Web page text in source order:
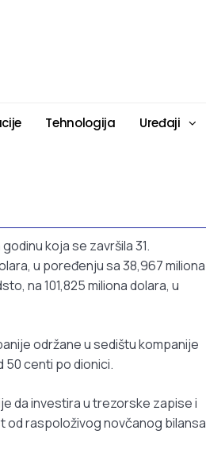
Tehnologija Uređaji
koja se završila 31.
u poređenju sa 38,967 miliona
na 101,825 miliona dolara, u
održane u sedištu kompanije
50 centi po dionici.
da investira u trezorske zapise i
od raspoloživog novčanog bilansa